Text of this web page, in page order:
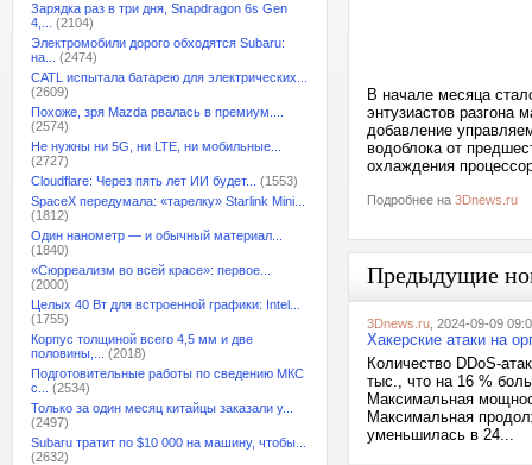
Зарядка раз в три дня, Snapdragon 6s Gen
4,...
(2104)
Электромобили дорого обходятся Subaru:
на...
(2474)
CATL испытала батарею для электрических...
(2609)
Похоже, зря Mazda рвалась в премиум....
(2574)
Не нужны ни 5G, ни LTE, ни мобильные...
(2727)
Cloudflare: Через пять лет ИИ будет...
(1553)
SpaceX передумала: «тарелку» Starlink Mini...
(1812)
Один нанометр — и обычный материал...
(1840)
«Сюрреализм во всей красе»: первое...
(2000)
Целых 40 Вт для встроенной графики: Intel...
(1755)
Корпус толщиной всего 4,5 мм и две
половины,...
(2018)
Подготовительные работы по сведению МКС
с...
(2534)
Только за один месяц китайцы заказали у...
(2497)
Subaru тратит по $10 000 на машину, чтобы...
(2632)
В начале месяца
энтузиастов разгона
добавление
водоблока от
охлаждения
Подробнее на 3Dnews.ru
Предыдущие
3Dnews.ru , 2024-09-09
Хакерские атаки на
Количество DDoS-
тыс., что на 16 %
Максимальная
Максимальная
уменьшилась в 24...